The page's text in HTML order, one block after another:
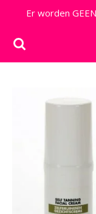
naar
de
Er worden